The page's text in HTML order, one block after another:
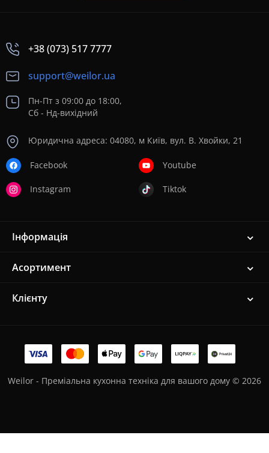
+38 (073) 517 7777
support@weilor.ua
Пн-Пт з 09:00 до 18:00,
Сб - Нд-вихідний
Юридична адреса: 04080, м Київ, вул. В. Хвойки, 21
Facebook
Instagram
Youtube
Tiktok
Інформація
Асортимент
Клієнту
Weilor - Преміальна кухонна техніка для вашого дому © 2026